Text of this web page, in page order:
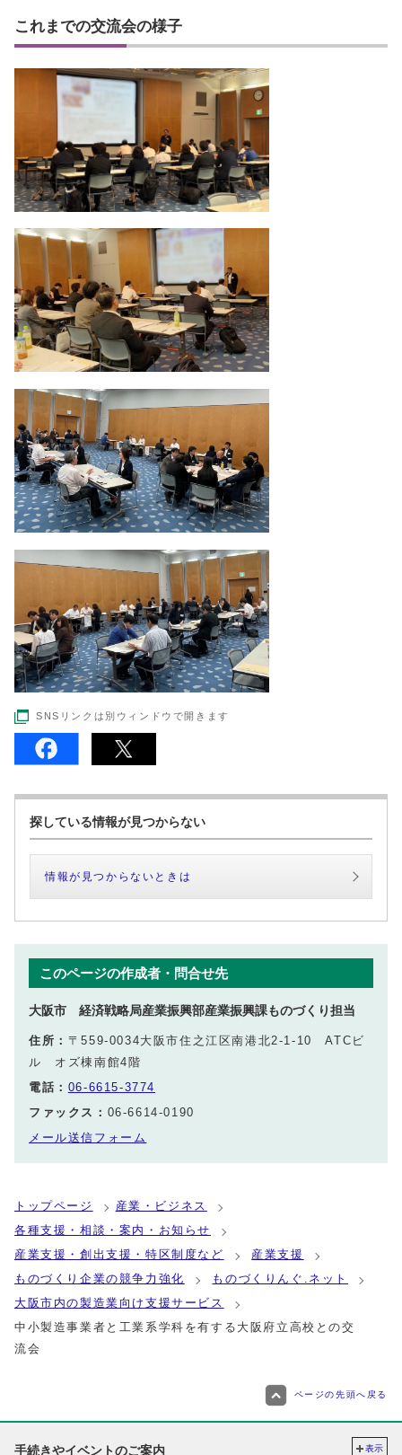
これまでの交流会の様子
SNSリンクは別ウィンドウで開きます
探している情報が見つからない
情報が見つからないときは
このページの作成者・問合せ先
大阪市 経済戦略局産業振興部産業振興課ものづくり担当
住所： 〒559-0034大阪市住之江区南港北2‐1‐10 ATCビ
ル オズ棟南館4階
電話： 06-6615-3774
ファックス： 06-6614-0190
メール送信フォーム
トップページ
産業・ビジネス
各種支援・相談・案内・お知らせ
産業支援・創出支援・特区制度など
産業支援
ものづくり企業の競争力強化
ものづくりんぐ.ネット
大阪市内の製造業向け支援サービス
中小製造事業者と工業系学科を有する大阪府立高校との交
流会
ページの先頭へ戻る
手続きやイベントのご案内 表示